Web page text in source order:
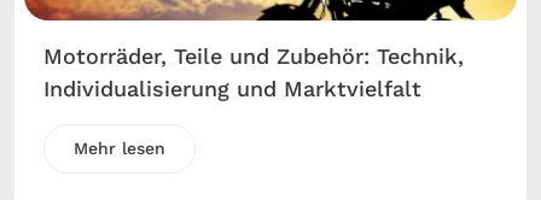
Motorräder, Teile und Zubehör: Technik,
Individualisierung und Marktvielfalt
Mehr lesen